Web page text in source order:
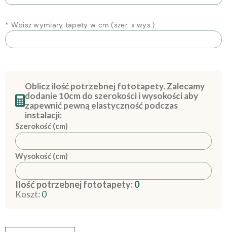
* Wpisz wymiary tapety w cm (szer. x wys.):
Oblicz ilość potrzebnej fototapety. Zalecamy
dodanie 10cm do szerokości i wysokości aby
zapewnić pewną elastyczność podczas
instalacji:
Szerokość (cm)
Wysokość (cm)
Ilość potrzebnej fototapety:0
Koszt: 0